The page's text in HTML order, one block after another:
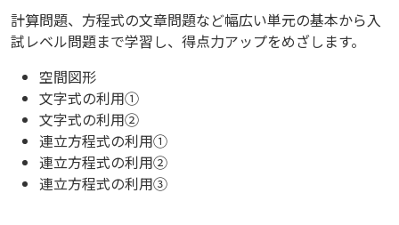
計算問題、方程式の文章問題など幅広い単元の基本から入
試レベル問題まで学習し、得点力アップをめざします。
空間図形
文字式の利用①
文字式の利用②
連立方程式の利用①
連立方程式の利用②
連立方程式の利用③